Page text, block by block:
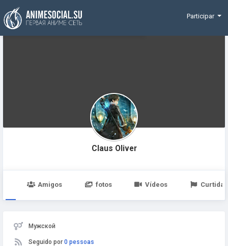
Funding
Participar
Claus Oliver
Amigos fotos Vídeos Curtidas
Мужской
Seguido por 0 pessoas